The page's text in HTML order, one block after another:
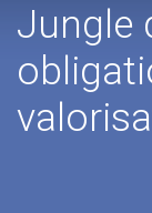
Jungle